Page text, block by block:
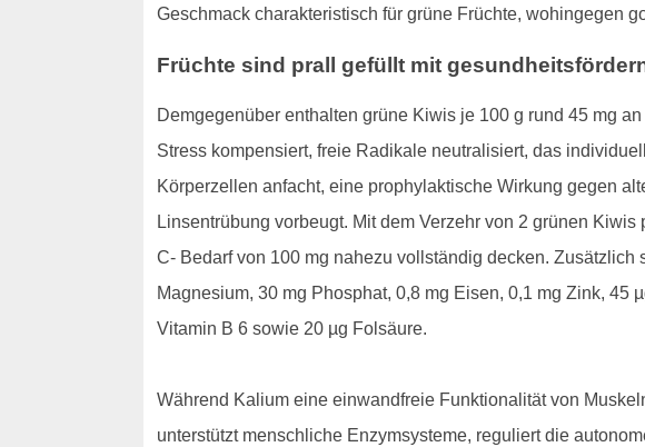
Geschmack charakteristisch für grüne Früchte, wohingegen
Früchte sind prall gefüllt mit
Demgegenüber enthalten grüne Kiwis je 100 g rund 45 mg
Stress kompensiert, freie Radikale neutralisiert, das
Körperzellen anfacht, eine prophylaktische Wirkung gegen
Linsentrübung vorbeugt. Mit dem Verzehr von 2 grünen
C- Bedarf von 100 mg nahezu vollständig decken.
Magnesium, 30 mg Phosphat, 0,8 mg Eisen, 0,1 mg Zink, 45
Vitamin B 6 sowie 20 µg Folsäure.
Während Kalium eine einwandfreie Funktionalität von
unterstützt menschliche Enzymsysteme, reguliert die